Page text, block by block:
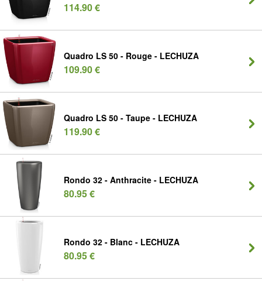
114.90 €
Quadro LS 50 - Rouge - LECHUZA
109.90 €
Quadro LS 50 - Taupe - LECHUZA
119.90 €
Rondo 32 - Anthracite - LECHUZA
80.95 €
Rondo 32 - Blanc - LECHUZA
80.95 €